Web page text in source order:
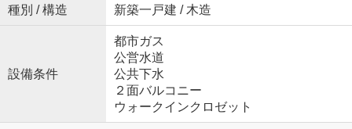
種別 / 構造 新築一戸建 / 木造
設備条件
都市ガス
公営水道
公共下水
２面バルコニー
ウォークインクロゼット